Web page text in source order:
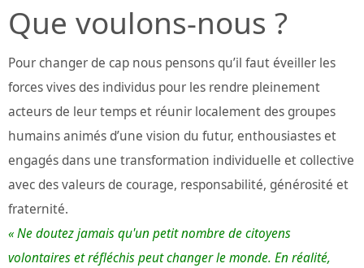
Que voulons-nous ?
Pour changer de cap nous pensons qu’il faut éveiller les
forces vives des individus pour les rendre pleinement
acteurs de leur temps et réunir localement des groupes
humains animés d’une vision du futur, enthousiastes et
engagés dans une transformation individuelle et collective
avec des valeurs de courage, responsabilité, générosité et
fraternité.
« Ne doutez jamais qu'un petit nombre de citoyens
volontaires et réfléchis peut changer le monde. En réalité,